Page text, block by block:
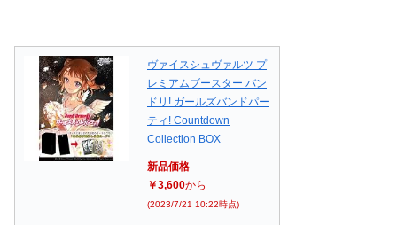
ヴァイスシュヴァルツ プ
レミアムブースター バン
ドリ! ガールズバンドパー
ティ! Countdown
Collection BOX
新品価格
￥3,600から
(2023/7/21 10:22時点)